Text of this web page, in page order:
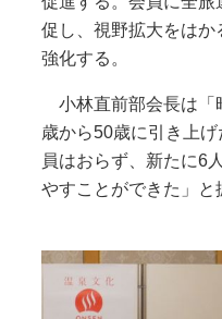
促し、視野拡大をはか
強化する。
小林直前部会長は「
歳から50歳に引き上
員はおらず、新たに6
やすことができた」と